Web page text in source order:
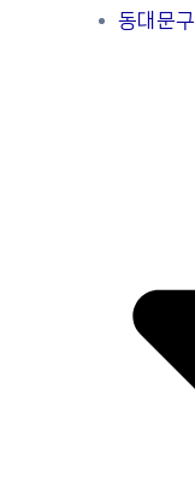
동대문구